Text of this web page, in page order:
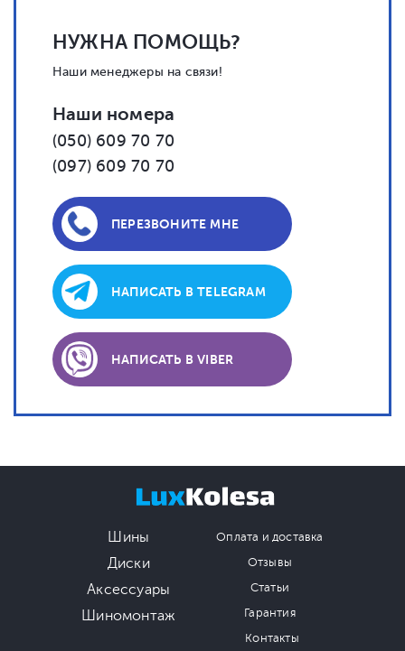
НУЖНА ПОМОЩЬ?
Наши менеджеры на связи!
Наши номера
(050) 609 70 70
(097) 609 70 70
ПЕРЕЗВОНИТЕ МНЕ
НАПИСАТЬ В TELEGRAM
НАПИСАТЬ В VIBER
Шины
Диски
Аксессуары
Шиномонтаж
Оплата и доставка
Отзывы
Статьи
Гарантия
Контакты